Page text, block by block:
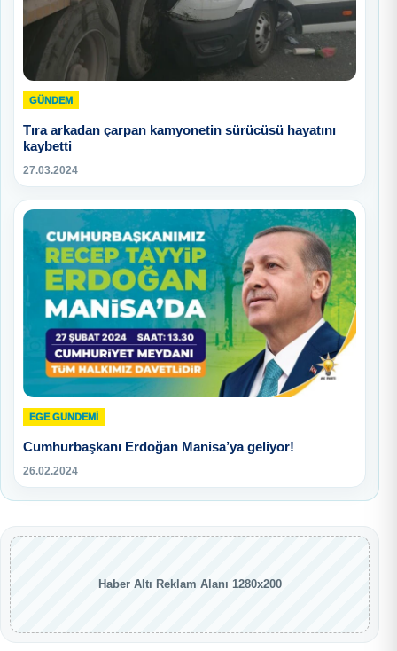
GÜNDEM
Tıra arkadan çarpan kamyonetin sürücüsü hayatını
kaybetti
27.03.2024
EGE GUNDEMİ
Cumhurbaşkanı Erdoğan Manisa’ya geliyor!
26.02.2024
Haber Altı Reklam Alanı 1280x200